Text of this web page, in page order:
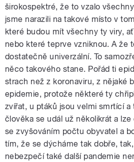
širokospektré, že to vzalo
jsme narazili na takové místo v
které budou mít všechny ty viry,
nebo které teprve vzniknou. A že
dostatečně univerzální. To
něco takového stane. Pořád ti
strach než z koronaviru, z nějaké
epidemie, protože některé ty
zvířat, u ptáků jsou velmi smrtící a
člověka se udál už několikrát a
se zvyšováním počtu obyvatel a
tím, že se dýcháme tak dobře,
nebezpečí také další pandemie